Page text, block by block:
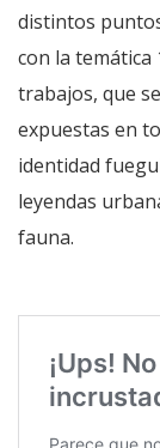
distintos
con la temática
trabajos, que
expuestas en
identidad
leyendas
fauna.